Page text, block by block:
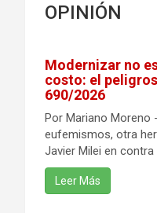
OPINIÓN
Modernizar no
costo: el
690/2026
Por Mariano Moreno
eufemismos, otra
Javier Milei en contra ...
Leer Más